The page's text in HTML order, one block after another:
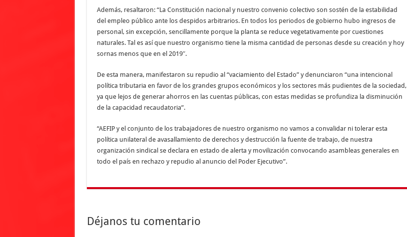
Además, resaltaron: “La Constitución nacional y nuestro convenio colectivo son sostén de la estabilidad
del empleo público ante los despidos arbitrarios. En todos los periodos de gobierno hubo ingresos de
personal, sin excepción, sencillamente porque la planta se reduce vegetativamente por cuestiones
naturales. Tal es así que nuestro organismo tiene la misma cantidad de personas desde su creación y hoy
sornas menos que en el 2019″.
De esta manera, manifestaron su repudio al “vaciamiento del Estado” y denunciaron “una intencional
política tributaria en favor de los grandes grupos económicos y los sectores más pudientes de la sociedad,
ya que lejos de generar ahorros en las cuentas públicas, con estas medidas se profundiza la disminución
de la capacidad recaudatoria”.
“AEFIP y el conjunto de los trabajadores de nuestro organismo no vamos a convalidar ni tolerar esta
política unilateral de avasallamiento de derechos y destrucción la fuente de trabajo, de nuestra
organización sindical se declara en estado de alerta y movilización convocando asambleas generales en
todo el país en rechazo y repudio al anuncio del Poder Ejecutivo”.
Déjanos tu comentario